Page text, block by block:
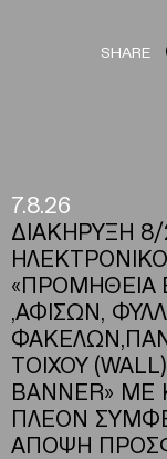
SHARE
7.8.26
ΔΙΑΚΗΡΥΞΗ
,ΑΦΙΣΩΝ,
ΤΟΙΧΟΥ
BANNER»
ΠΛΕΟΝ
ΑΠΟΨΗ